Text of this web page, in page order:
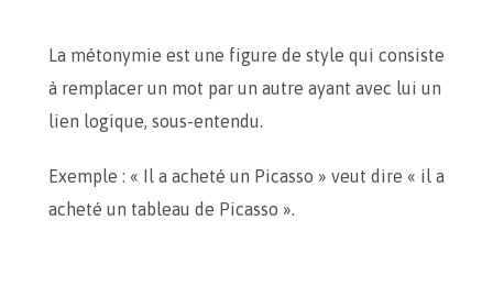
La métonymie est une figure de style qui consiste
à remplacer un mot par un autre ayant avec lui un
lien logique, sous-entendu.
Exemple : « Il a acheté un Picasso » veut dire « il a
acheté un tableau de Picasso ».